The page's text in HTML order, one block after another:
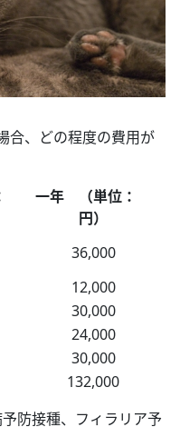
合、どの程度の費用が
一年 （単位：
円）
36,000
12,000
30,000
24,000
30,000
132,000
防接種、フィラリア予